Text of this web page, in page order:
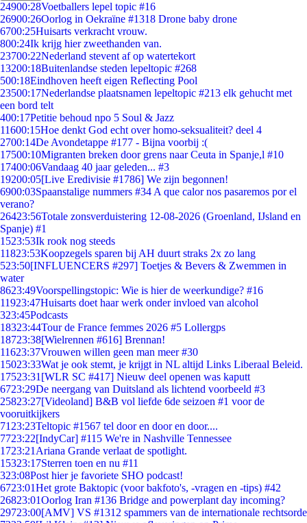
24900:28Voetballers lepel topic #16
26900:26Oorlog in Oekraïne #1318 Drone baby drone
6700:25Huisarts verkracht vrouw.
800:24Ik krijg hier zweethanden van.
23700:22Nederland stevent af op watertekort
13200:18Buitenlandse steden lepeltopic #268
500:18Eindhoven heeft eigen Reflecting Pool
23500:17Nederlandse plaatsnamen lepeltopic #213 elk gehucht met
een bord telt
400:17Petitie behoud npo 5 Soul & Jazz
11600:15Hoe denkt God echt over homo-seksualiteit? deel 4
2700:14De Avondetappe #177 - Bijna voorbij :(
17500:10Migranten breken door grens naar Ceuta in Spanje,l #10
17400:06Vandaag 40 jaar geleden... #3
19200:05[Live Eredivisie #1786] We zijn begonnen!
6900:03Spaanstalige nummers #34 A que calor nos pasaremos por el
verano?
26423:56Totale zonsverduistering 12-08-2026 (Groenland, IJsland en
Spanje) #1
1523:53Ik rook nog steeds
11823:53Koopzegels sparen bij AH duurt straks 2x zo lang
523:50[INFLUENCERS #297] Toetjes & Bevers & Zwemmen in
water
8623:49Voorspellingstopic: Wie is hier de weerkundige? #16
11923:47Huisarts doet haar werk onder invloed van alcohol
323:45Podcasts
18323:44Tour de France femmes 2026 #5 Lollergps
18723:38[Wielrennen #616] Brennan!
11623:37Vrouwen willen geen man meer #30
15023:33Wat je ook stemt, je krijgt in NL altijd Links Liberaal Beleid.
17523:31 [WLR SC #417] Nieuw deel openen was kaputt
6723:29De neergang van Duitsland als lichtend voorbeeld #3
25823:27[Videoland] B&B vol liefde 6de seizoen #1 voor de
vooruitkijkers
71 23:23Teltopic #1567 tel door en door en door....
7723:22[IndyCar] #115 We're in Nashville Tennessee
1723:21 Ariana Grande verlaat de spotlight.
15323:17Sterren toen en nu #11
323:08Post hier je favoriete SHO podcast!
6723:01Het grote Baktopic (voor bakfoto's, -vragen en -tips) #42
26823:01Oorlog Iran #136 Bridge and powerplant day incoming?
29723:00[AMV] VS #1312 spammers van de internationale rechtsorde